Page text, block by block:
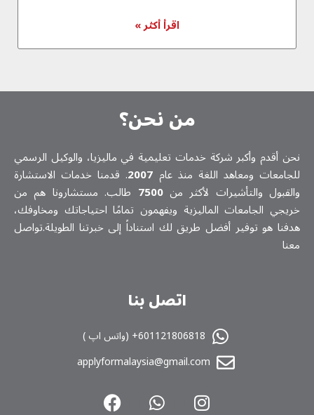
اقرأ أكثر »
من نحن؟
نحن أقدم وأكبر شركة خدمات تعلیمیة في ماليزيا، والوكيل الرسمي
للجامعات ومعاهد اللغة منذ عام 2007. قدمنا خدمات الاستشارة
والقبول والتأشيرات لأكثر من7500 طالب. مستشارونا هم من
خريجي الجامعات الماليزية ويفهمون تمامًا احتياجاتك ومخاوفك،
هدفنا هو توفير أفضل طريق لك استناداً إلى خبرتنا الطويلة.تواصل
معنا
اتصل بنا
601121806818+ (واتس اپ )
applyformalaysia@gmail.com